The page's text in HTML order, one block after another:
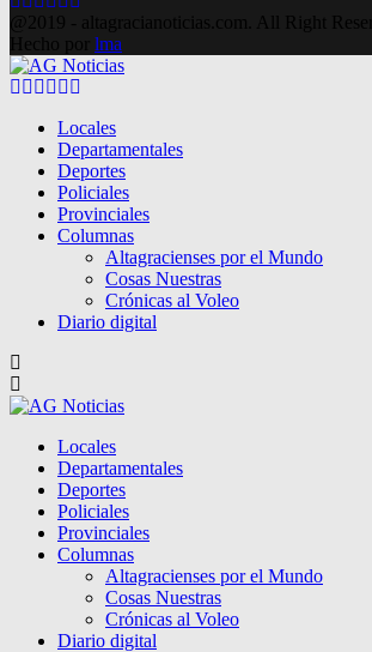
@2019 - altagracianoticias.com. All Right
Hecho por lma
Facebook
Twitter
Instagram
Pinterest
Google
Locales
Departamentales
Deportes
Policiales
Provinciales
Columnas
Altagracienses por el Mundo
Cosas Nuestras
Crónicas al Voleo
Diario digital
Locales
Departamentales
Deportes
Policiales
Provinciales
Columnas
Altagracienses por el Mundo
Cosas Nuestras
Crónicas al Voleo
Diario digital